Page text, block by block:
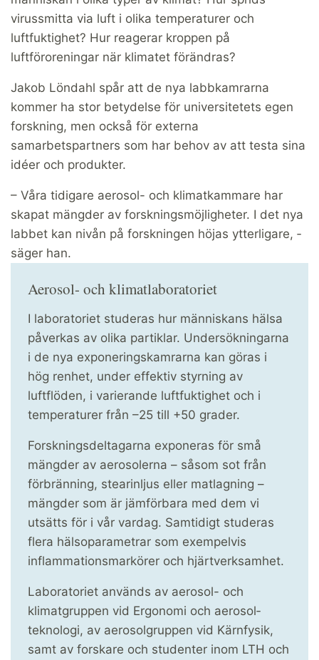
virussmitta via luft i olika temperaturer och
luftfuktighet? Hur reagerar kroppen på
luftföroreningar när klimatet förändras?
Jakob Löndahl spår att de nya labbkamrarna
kommer ha stor betydelse för universitetets egen
forskning, men också för ­externa
samarbetspartners som har behov av att testa sina
idéer och produkter.
– Våra tidigare aerosol- och klimat­kammare har
skapat mängder av forsknings­möjligheter. I det nya
labbet kan nivån på forskningen höjas ytterligare, ­
säger han.
Aerosol- och klimat­laboratoriet
I laboratoriet studeras hur människans hälsa
påverkas av olika partiklar. Under­sökningarna
i de nya exponerings­kamrarna kan göras i
hög renhet, under effektiv styrning av
luftflöden, i varierande luftfuktighet och i
temperaturer från –25 till +50 grader.
Forskningsdeltagarna exponeras för små
mängder av aerosolerna – såsom sot från
förbränning, stearinljus eller matlagning –
mängder som är jämförbara med dem vi
utsätts för i vår vardag. Samtidigt studeras
flera hälsoparametrar som exempelvis
inflammationsmarkörer och hjärtverksamhet.
Laboratoriet används av aerosol- och
klimatgruppen vid Ergonomi och aerosol­
teknologi, av aerosolgruppen vid Kärnfysik,
samt av forskare och studenter inom LTH och